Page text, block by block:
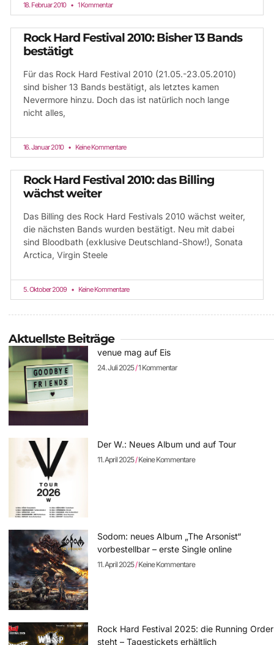
18. Februar 2010 1 Kommentar
Rock Hard Festival 2010: Bisher 13 Bands
bestätigt
Für das Rock Hard Festival 2010 (21.05.-23.05.2010)
sind bisher 13 Bands bestätigt, als letztes kamen
Nevermore hinzu. Doch das ist natürlich noch lange
nicht alles,
16. Januar 2010 Keine Kommentare
Rock Hard Festival 2010: das Billing
wächst weiter
Das Billing des Rock Hard Festivals 2010 wächst weiter,
die nächsten Bands wurden bestätigt. Neu mit dabei
sind Bloodbath (exklusive Deutschland-Show!), Sonata
Arctica, Virgin Steele
5. Oktober 2009 Keine Kommentare
Aktuellste Beiträge
venue mag auf Eis
24. Juli 2025 1 Kommentar
Der W.: Neues Album und auf Tour
11. April 2025 Keine Kommentare
Sodom: neues Album „The Arsonist“
vorbestellbar – erste Single online
11. April 2025 Keine Kommentare
Rock Hard Festival 2025: die Running Order
steht – Tagestickets erhältlich